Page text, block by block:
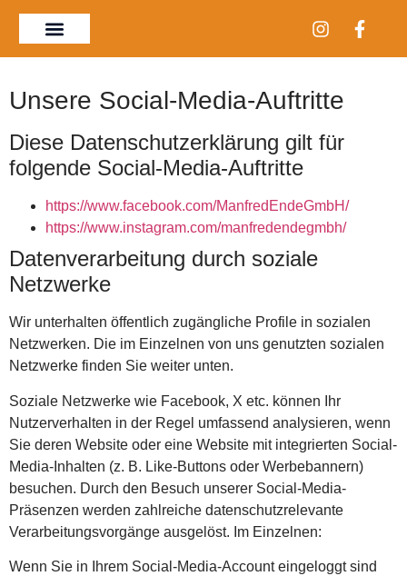
Unsere Social-Media-Auftritte
Diese Datenschutzerklärung gilt für
folgende Social-Media-Auftritte
https://www.facebook.com/ManfredEndeGmbH/
https://www.instagram.com/manfredendegmbh/
Datenverarbeitung durch soziale
Netzwerke
Wir unterhalten öffentlich zugängliche Profile in sozialen
Netzwerken. Die im Einzelnen von uns genutzten sozialen
Netzwerke finden Sie weiter unten.
Soziale Netzwerke wie Facebook, X etc. können Ihr
Nutzerverhalten in der Regel umfassend analysieren, wenn
Sie deren Website oder eine Website mit integrierten Social-
Media-Inhalten (z. B. Like-Buttons oder Werbebannern)
besuchen. Durch den Besuch unserer Social-Media-
Präsenzen werden zahlreiche datenschutzrelevante
Verarbeitungsvorgänge ausgelöst. Im Einzelnen:
Wenn Sie in Ihrem Social-Media-Account eingeloggt sind